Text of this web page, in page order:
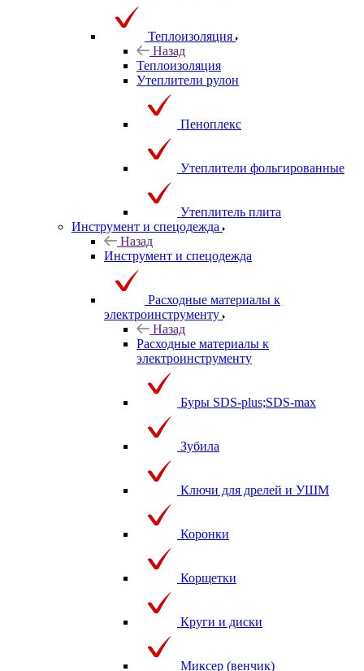
Теплоизоляция
Назад
Теплоизоляция
Утеплители рулон
Пеноплекс
Утеплители фольгированные
Утеплитель плита
Инструмент и спецодежда
Назад
Инструмент и спецодежда
Расходные материалы к
электроинструменту
Назад
Расходные материалы к
электроинструменту
Буры SDS-plus;SDS-max
Зубила
Ключи для дрелей и УШМ
Коронки
Корщетки
Круги и диски
Миксер (венчик)